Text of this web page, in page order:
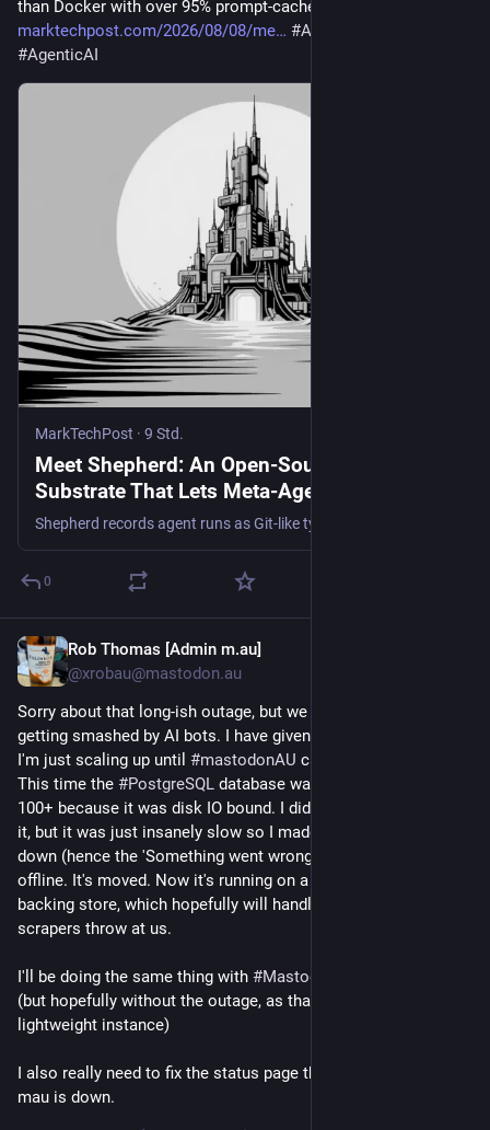
than Docker with over 95% prompt-cache reuse on replay.
marktechpost.com/2026/08/08/me
#AIagent
#AgenticAI
MarkTechPost · 9 Std.
Meet Shepherd: An Open-Source Python
Substrate That Lets Meta-Agents Fork,
Replay, and Revert Any Agent Run
0
Rob Thomas [Admin m.au]
@xrobau@mastodon.au
Sorry about that long-ish outage, but we were YET AGAIN
getting smashed by AI bots. I have given up fighting them, and
I'm just scaling up until #mastodonAU can handle the load.
This time the #PostgreSQL database was running at a load of
100+ because it was disk IO bound. I did *try* to live migrate
it, but it was just insanely slow so I made the call to shut it
down (hence the 'Something went wrong' errors) and move it
offline. It's moved. Now it's running on a pure SSD-only
backing store, which hopefully will handle everything the
scrapers throw at us.
I'll be doing the same thing with #MastodonNZ
(but hopefully without the outage, as that's a much more
lightweight instance)
I also really need to fix the status page that comes up when
mau is down.